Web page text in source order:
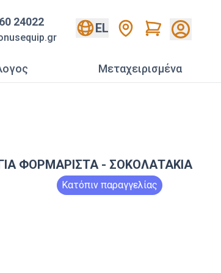
24022 EL Cart
Mεταχειρισμένα
ΦΟΡΜΑΡΙΣΤΑ - ΣΟΚΟΛΑΤΑΚΙΑ
Κατόπιν παραγγελίας